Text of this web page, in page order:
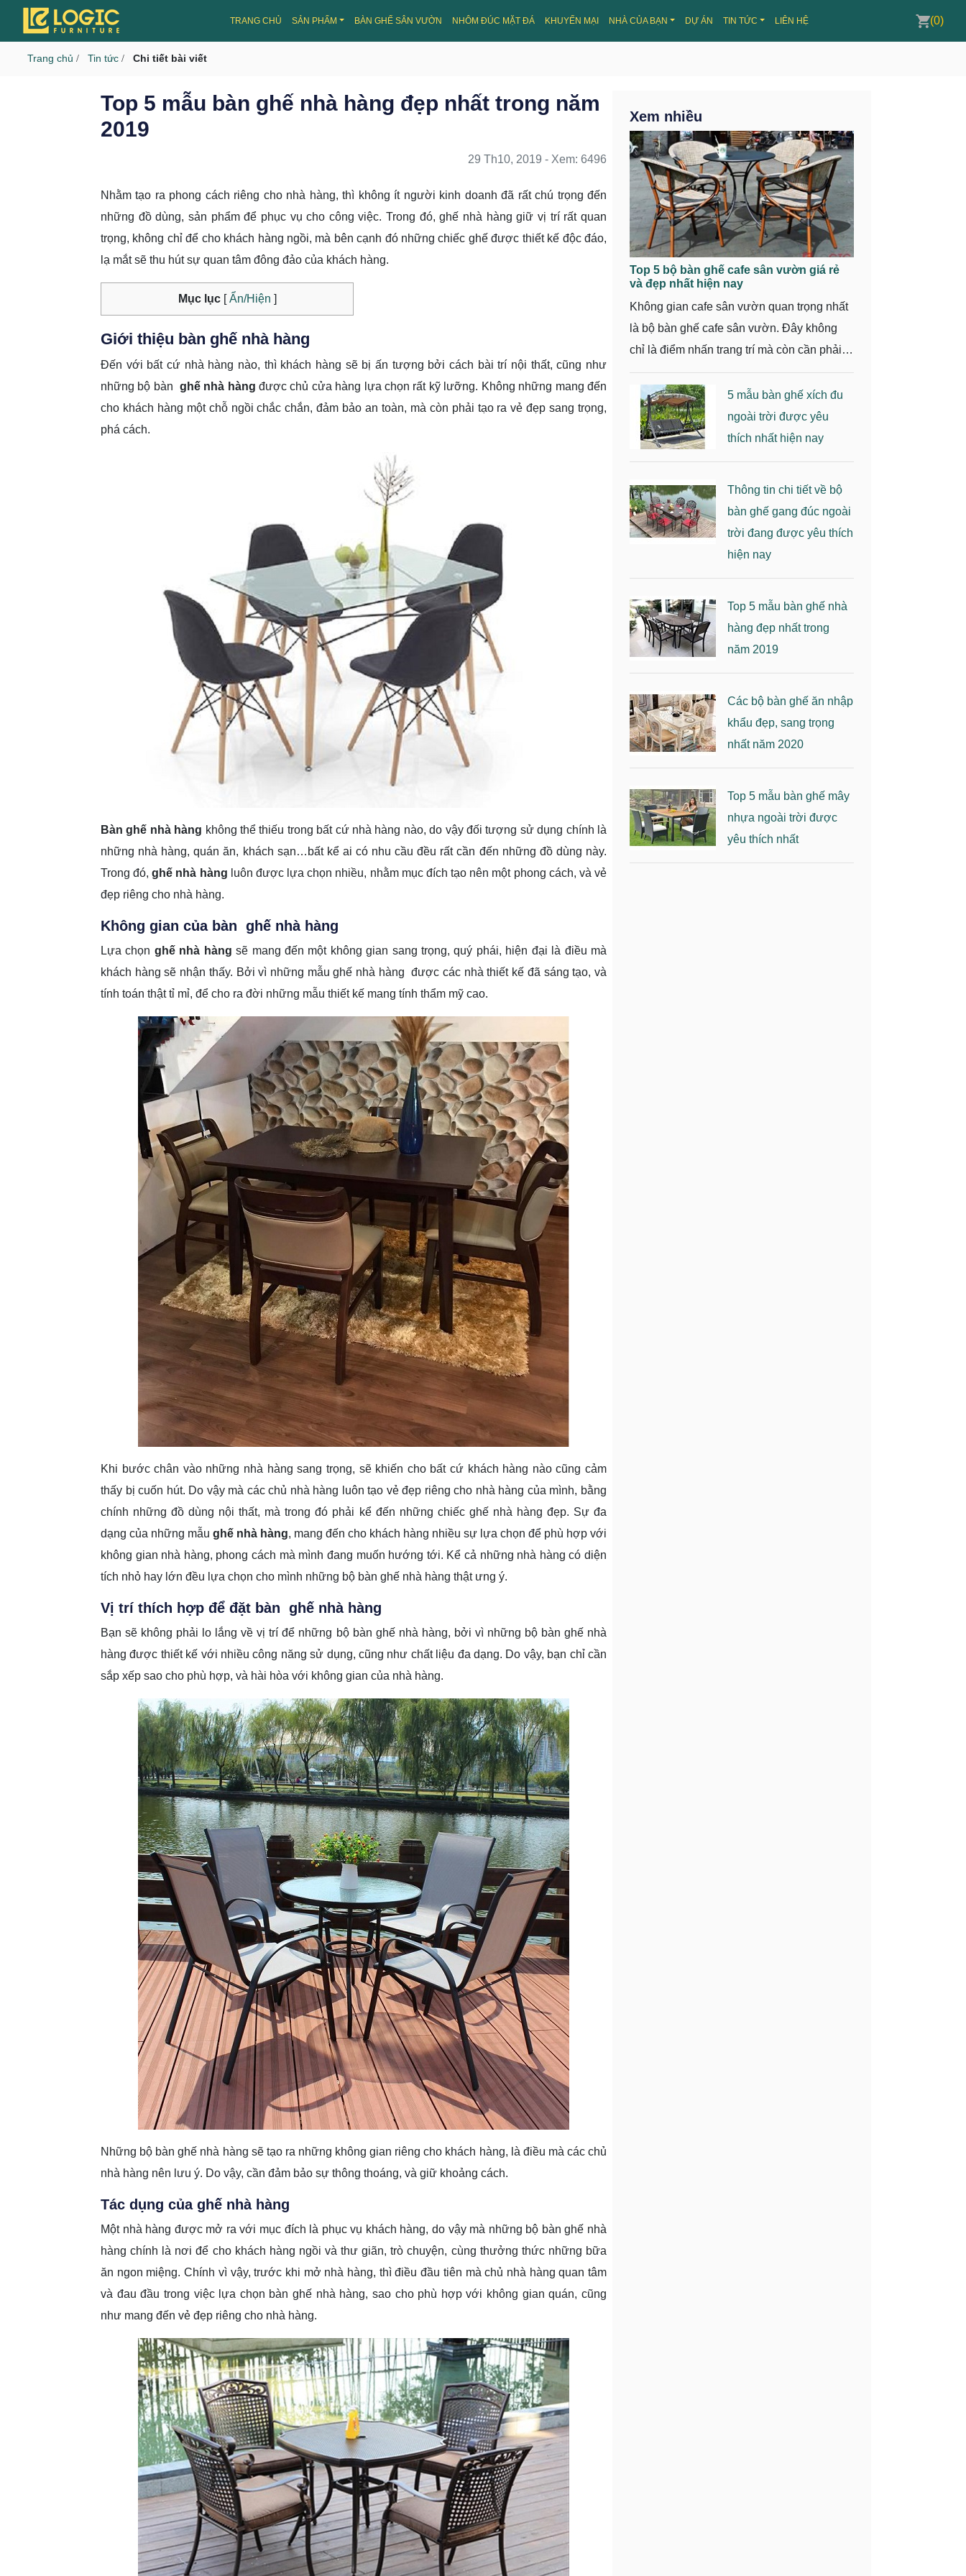
Toggle navigation
CMS v3.0 TRANG CHỦ SẢN PHẨM BÀN GHẾ SÂN VƯỜN NHÔM ĐÚC MẶT ĐÁ KHUYẾN MẠI NHÀ CỦA BẠN DỰ ÁN TIN TỨC LIÊN HỆ (0)
Trang chủ / Tin tức / Chi tiết bài viết
Top 5 mẫu bàn ghế nhà hàng đẹp nhất trong năm
2019
29 Th10, 2019 - Xem: 6496
Nhằm tạo ra phong cách riêng cho nhà hàng, thì không ít người kinh doanh đã rất chú trọng đến
những đồ dùng, sản phẩm để phục vụ cho công việc. Trong đó, ghế nhà hàng giữ vị trí rất quan
trọng, không chỉ để cho khách hàng ngồi, mà bên cạnh đó những chiếc ghế được thiết kế độc đáo,
lạ mắt sẽ thu hút sự quan tâm đông đảo của khách hàng.
Mục lục[Ẩn/Hiện ]
Giới thiệu bàn ghế nhà hàng
Đến với bất cứ nhà hàng nào, thì khách hàng sẽ bị ấn tượng bởi cách bài trí nội thất, cũng như
những bộ bàn ghế nhà hàng được chủ cửa hàng lựa chọn rất kỹ lưỡng. Không những mang đến
cho khách hàng một chỗ ngồi chắc chắn, đảm bảo an toàn, mà còn phải tạo ra vẻ đẹp sang trọng,
phá cách.
Bàn ghế nhà hàng không thể thiếu trong bất cứ nhà hàng nào, do vậy đối tượng sử dụng chính là
những nhà hàng, quán ăn, khách sạn…bất kể ai có nhu cầu đều rất cần đến những đồ dùng này.
Trong đó,ghế nhà hàng luôn được lựa chọn nhiều, nhằm mục đích tạo nên một phong cách, và vẻ
đẹp riêng cho nhà hàng.
Không gian của bàn ghế nhà hàng
Lựa chọn ghế nhà hàng sẽ mang đến một không gian sang trọng, quý phái, hiện đại là điều mà
khách hàng sẽ nhận thấy. Bởi vì những mẫu ghế nhà hàng được các nhà thiết kế đã sáng tạo, và
tính toán thật tỉ mỉ, để cho ra đời những mẫu thiết kế mang tính thẩm mỹ cao.
Khi bước chân vào những nhà hàng sang trọng, sẽ khiến cho bất cứ khách hàng nào cũng cảm
thấy bị cuốn hút. Do vậy mà các chủ nhà hàng luôn tạo vẻ đẹp riêng cho nhà hàng của mình, bằng
chính những đồ dùng nội thất, mà trong đó phải kể đến những chiếc ghế nhà hàng đẹp. Sự đa
dạng của những mẫu ghế nhà hàng, mang đến cho khách hàng nhiều sự lựa chọn để phù hợp với
không gian nhà hàng, phong cách mà mình đang muốn hướng tới. Kể cả những nhà hàng có diện
tích nhỏ hay lớn đều lựa chọn cho mình những bộ bàn ghế nhà hàng thật ưng ý.
Vị trí thích hợp để đặt bàn ghế nhà hàng
Bạn sẽ không phải lo lắng về vị trí để những bộ bàn ghế nhà hàng, bởi vì những bộ bàn ghế nhà
hàng được thiết kế với nhiều công năng sử dụng, cũng như chất liệu đa dạng. Do vậy, bạn chỉ cần
sắp xếp sao cho phù hợp, và hài hòa với không gian của nhà hàng.
Những bộ bàn ghế nhà hàng sẽ tạo ra những không gian riêng cho khách hàng, là điều mà các chủ
nhà hàng nên lưu ý. Do vậy, cần đảm bảo sự thông thoáng, và giữ khoảng cách.
Tác dụng của ghế nhà hàng
Một nhà hàng được mở ra với mục đích là phục vụ khách hàng, do vậy mà những bộ bàn ghế nhà
hàng chính là nơi để cho khách hàng ngồi và thư giãn, trò chuyện, cùng thưởng thức những bữa
ăn ngon miệng. Chính vì vậy, trước khi mở nhà hàng, thì điều đầu tiên mà chủ nhà hàng quan tâm
và đau đầu trong việc lựa chọn bàn ghế nhà hàng, sao cho phù hợp với không gian quán, cũng
như mang đến vẻ đẹp riêng cho nhà hàng.
Xem nhiều
Top 5 bộ bàn ghế cafe sân vườn giá rẻ
và đẹp nhất hiện nay
Không gian cafe sân vườn quan trọng nhất
là bộ bàn ghế cafe sân vườn. Đây không
chỉ là điểm nhấn trang trí mà còn cần phải
thỏa mãn trải nghiệm sự thoải mái, mắt
thẩm mỹ. Vậy bàn ghế cafe sân vườn mẫu
nào đẹp, giá phải chăng? Tùy vào không
gian và quy mô của vườn mà bạn có thể
5 mẫu bàn ghế xích đu
ngoài trời được yêu
thích nhất hiện nay
Thông tin chi tiết về bộ
bàn ghế gang đúc ngoài
trời đang được yêu thích
hiện nay
Top 5 mẫu bàn ghế nhà
hàng đẹp nhất trong
năm 2019
Các bộ bàn ghế ăn nhập
khẩu đẹp, sang trọng
nhất năm 2020
Top 5 mẫu bàn ghế mây
nhựa ngoài trời được
yêu thích nhất